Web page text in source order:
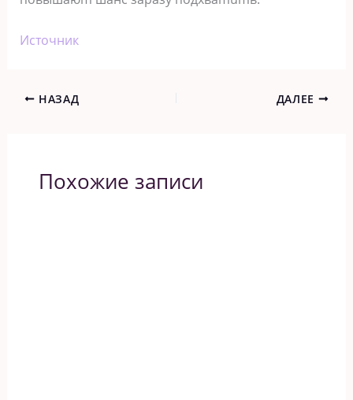
Источник
НАЗАД ДАЛЕЕ
Похожие записи